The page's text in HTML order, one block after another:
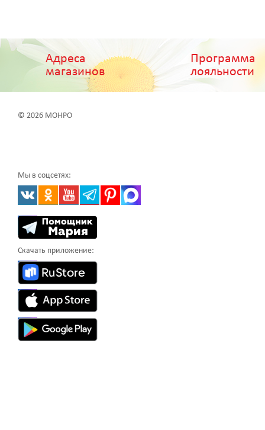
Адреса
магазинов
Программа
лояльности
© 2026 МОНРО
Мы в соцсетях:
Скачать приложение: